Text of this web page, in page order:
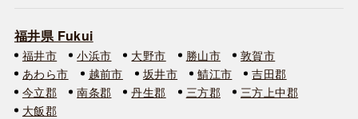
福井県 Fukui
福井市 小浜市 大野市 勝山市
敦賀市
あわら市
越前市 坂井市 鯖江市
吉田郡
今立郡
南条郡 丹生郡 三方郡
三方上中郡
大飯郡